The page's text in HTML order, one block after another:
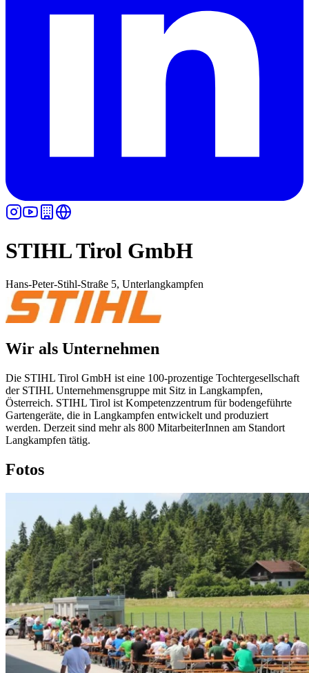
STIHL Tirol GmbH
Hans-Peter-Stihl-Straße 5, Unterlangkampfen
Wir als Unternehmen
Die STIHL Tirol GmbH ist eine 100-prozentige Tochtergesellschaft
der STIHL Unternehmensgruppe mit Sitz in Langkampfen,
Österreich. STIHL Tirol ist Kompetenzzentrum für bodengeführte
Gartengeräte, die in Langkampfen entwickelt und produziert
werden. Derzeit sind mehr als 800 MitarbeiterInnen am Standort
Langkampfen tätig.
Fotos